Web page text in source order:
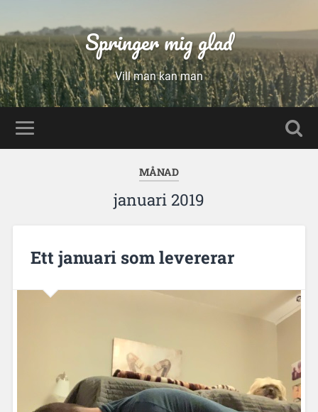
Springer mig glad
Vill man kan man
MÅNAD
januari 2019
Ett januari som levererar